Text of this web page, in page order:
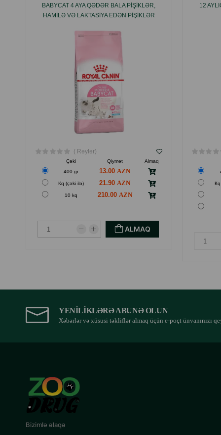
BABYCAT 4 AYA QƏDƏR BALA PIŞIKLƏR,
HAMILƏ VƏ LAKTASIYA EDƏN PIŞIKLƏR
( Rəylər)
Çəki Qiymət
Almaq
400 gr
13.00
Кq (çəki ilə) 21.90
10 kq 210.00
ALMAQ
12
Кq
YENILIKLƏRƏ ABUNƏ OLUN
Xəbərlər və xüsusi təkliflər almaq üçün e-poçt ünvanınızı
Bizimlə əlaqə